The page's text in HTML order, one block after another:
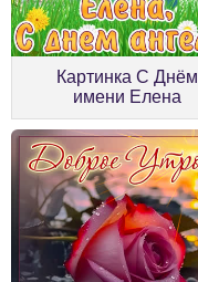
Картинка С Днём
имени Елена